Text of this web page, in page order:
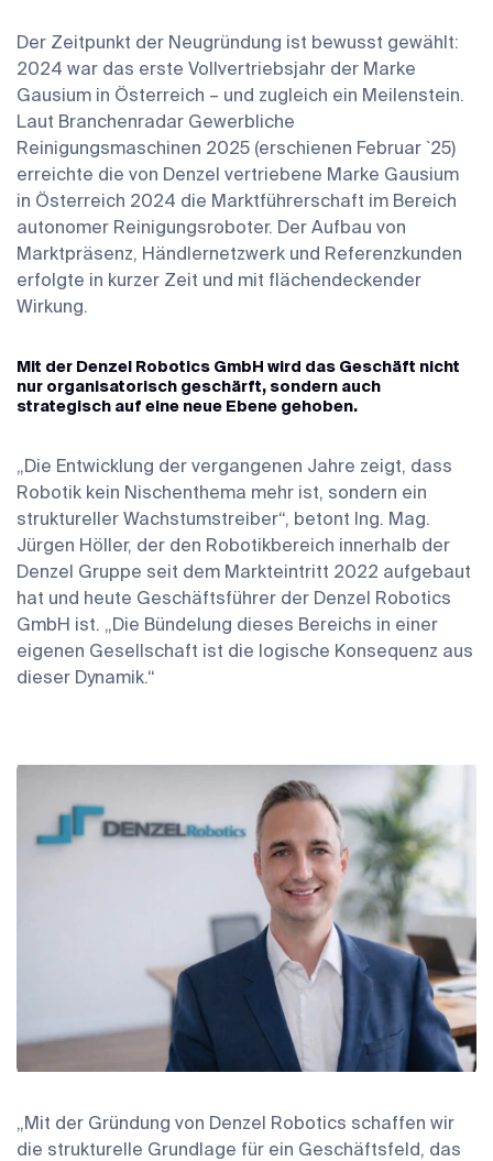
Der Zeitpunkt der Neugründung ist bewusst gewählt:
2024 war das erste Vollvertriebsjahr der Marke
Gausium in Österreich – und zugleich ein Meilenstein.
Laut Branchenradar Gewerbliche
Reinigungsmaschinen 2025 (erschienen Februar `25)
erreichte die von Denzel vertriebene Marke Gausium
in Österreich 2024 die Marktführerschaft im Bereich
autonomer Reinigungsroboter. Der Aufbau von
Marktpräsenz, Händlernetzwerk und Referenzkunden
erfolgte in kurzer Zeit und mit flächendeckender
Wirkung.
Mit der Denzel Robotics GmbH wird das Geschäft nicht
nur organisatorisch geschärft, sondern auch
strategisch auf eine neue Ebene gehoben.
„Die Entwicklung der vergangenen Jahre zeigt, dass
Robotik kein Nischenthema mehr ist, sondern ein
struktureller Wachstumstreiber“, betont Ing. Mag.
Jürgen Höller, der den Robotikbereich innerhalb der
Denzel Gruppe seit dem Markteintritt 2022 aufgebaut
hat und heute Geschäftsführer der Denzel Robotics
GmbH ist. „Die Bündelung dieses Bereichs in einer
eigenen Gesellschaft ist die logische Konsequenz aus
dieser Dynamik.“
„Mit der Gründung von Denzel Robotics schaffen wir
die strukturelle Grundlage für ein Geschäftsfeld, das